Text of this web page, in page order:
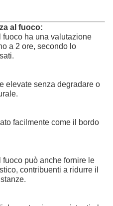
al fuoco:
fuoco ha una valutazione
a 2 ore, secondo lo
elevate senza degradare o
facilmente come il bordo
può anche fornire le
contribuenti a ridurre il